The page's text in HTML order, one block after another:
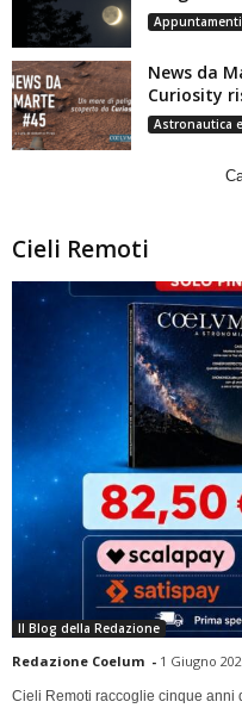
News da
Curiosity
Astronautica
Cieli Remoti
Il Blog della Redazione
Redazione Coelum - 1 Giugno
Cieli Remoti raccoglie cinque anni